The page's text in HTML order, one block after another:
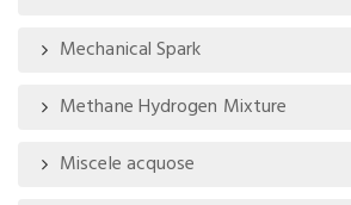
Mechanical Spark
Methane Hydrogen Mixture
Miscele acquose